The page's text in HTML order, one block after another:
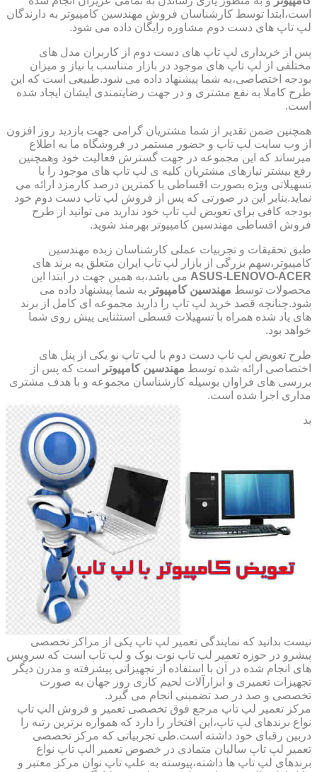
است،ابتدا توسط کارشناسان فروش مهندسین کامپیوتر به دارندگان
لپ تاپ های دست دوم مشاوره رایگان داده می شود.
پس از خریداری لپ تاپ های دست دوم از کاربران مدل های
مختلفی از لپ تاپ های موجود در بازار متناسب با نیاز و میزان
بودجه اختصاصی،به شما پیشنهاد داده می شود.طبیعی است که این
طرح کاملا به نفع مشتری و در جهت رضایتمندی ایشان ایجاد شده
است.
همچنین ضمن تقدیر از شما مشتریان گرامی جهت بازدید روز افزون
از وب سایت لپ تاپ و حضور مستمر در فروشگاه ما به اطلاع
میرساند که این مجموعه در جهت گسترش فعالیت خود وهمچنین
رفع بیشتر نیازهای مشتریان کلیه ی لپ تاپ های موجود را با
تسهیلاتی ویژه بصورت اقساطی با کمترین درصد کارمزد ارائه می
نماید.بنابر این در صورتی که پس از فروش لپ تاپ دست دوم خود
بودجه کافی برای تعویض لپ تاپ خود ندارید می توانید از طرح
فروش اقساطی مهندسین کامپیوتر بهرمند شوید.
طبق تحقیقات و تجربیات عملی کارشناسان زبده مهندسین
کامپیوتر،سهم بزرگی از بازار لپ تاپ ایران متعلق به برند های
ASUS-LENOVO-ACER می باشد،به همین جهت در ابتدا این
محصولات توسط مهندسین کامپیوتر به شما پیشنهاد داده می
شود.چنانچه قصد خرید لپ تاپ را دارید مجموعه ای کامل از برند
های یاد شده همراه با تسهیلات قسطی استثنایی پیش روی شما
خواهد بود.
طرح تعویض لپ تاپ دست دوم با لپ تاپ نو یکی از پنل های
اختصاصی ارائه شده توسط مهندسین کامپیوتر
است که پس از
بررسی های فراوان بوسیله کارشناسان مجموعه و با هدف مشتری
مداری اجرا شده است.
بد
نیست بدانید که نمایندگی تعمیر لپ تاپ یکی از مراکز تخصصی
پیشرو در حوزه تعمیر لپ تاپ نوت بوک و لپ تاپ است که سرویس
های انجام شده در آن با استفاده از تجهیزاتی پیشرفته و مدرن دیگر
تجهیزات تعمیری و ابزارآلات لحیم کاری روز جهان به صورت
تخصصی و صد در صد تضمینی انجام می گیرد.
مرکز تعمیر لپ تاپ مرجع فوق تخصصی تعمیر و فروش الپ تاپ
نواع برندهای لپ تاپ،این افتخار را دارد که همواره برترین رتبه را
دربین رقبای خود داشته است.طی تجربیاتی که مرکز تخصصی
تعمیر لپ تاپ سالیان متمادی در خصوص تعمیر الپ تاپ نواع
برندهای لپ تاپ ها داشته،پیوسته به علپ تاپ نوان مرکز معتبر و